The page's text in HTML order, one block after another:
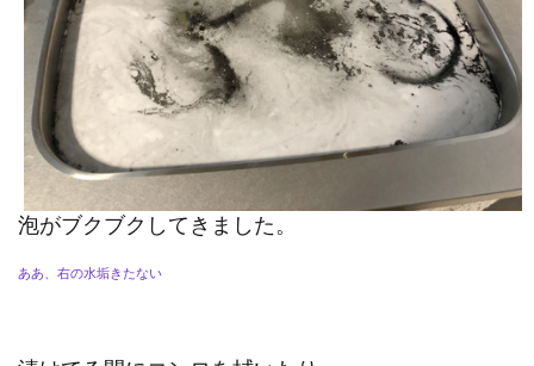
泡がブクブクしてきました。
ああ、右の水垢きたない